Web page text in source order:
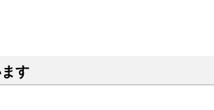
す